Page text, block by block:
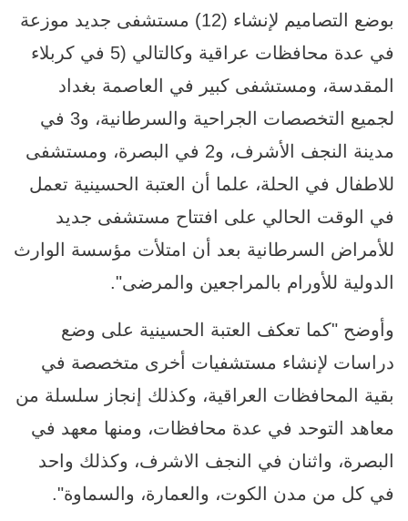
بوضع التصاميم لإنشاء (12) مستشفى جديد موزعة
في عدة محافظات عراقية وكالتالي (5 في كربلاء
المقدسة، ومستشفى كبير في العاصمة بغداد
لجميع التخصصات الجراحية والسرطانية، و3 في
مدينة النجف الأشرف، و2 في البصرة، ومستشفى
للاطفال في الحلة، علما أن العتبة الحسينية تعمل
في الوقت الحالي على افتتاح مستشفى جديد
للأمراض السرطانية بعد أن امتلأت مؤسسة الوارث
الدولية للأورام بالمراجعين والمرضى".
وأوضح "كما تعكف العتبة الحسينية على وضع
دراسات لإنشاء مستشفيات أخرى متخصصة في
بقية المحافظات العراقية، وكذلك إنجاز سلسلة من
معاهد التوحد في عدة محافظات، ومنها معهد في
البصرة، واثنان في النجف الاشرف، وكذلك واحد
في كل من مدن الكوت، والعمارة، والسماوة".